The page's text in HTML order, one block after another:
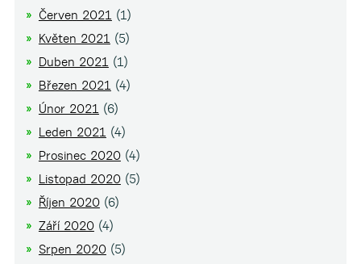
Červen 2021 (1)
Květen 2021 (5)
Duben 2021 (1)
Březen 2021 (4)
Únor 2021 (6)
Leden 2021 (4)
Prosinec 2020(4)
Listopad 2020(5)
Říjen 2020(6)
Září 2020(4)
Srpen 2020(5)